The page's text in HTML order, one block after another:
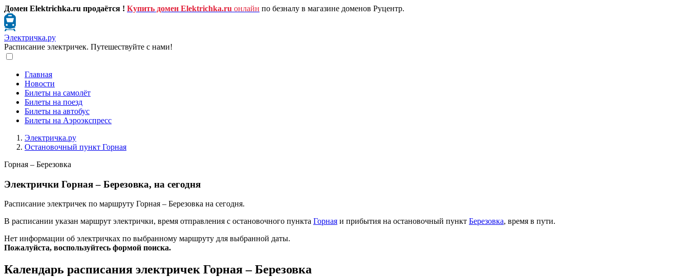
Домен Elektrichka.ru продаётся ! Купить домен Elektrichka.ru онлайн по безналу в магазине доменов Руцентр.
Электричка.ру
Расписание электричек. Путешествуйте с нами!
Главная
Новости
Билеты на самолёт
Билеты на поезд
Билеты на автобус
Билеты на Аэроэкспресс
Электричка.ру
Остановочный пункт Горная
Горная – Березовка
Электрички Горная – Березовка, на сегодня
Расписание электричек по маршруту Горная – Березовка на сегодня.
В расписании указан маршрут электрички, время отправления с остановочного пункта Горная и прибытия на остановочный пункт Березовка, время в пути.
Нет информации об электричках по выбранному маршруту для выбранной даты.
Пожалуйста, воспользуйтесь формой поиска.
Календарь расписания электричек Горная – Березовка